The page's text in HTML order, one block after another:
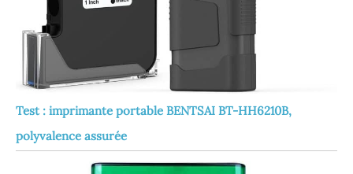
Test : imprimante portable BENTSAI BT-HH6210B,
polyvalence assurée